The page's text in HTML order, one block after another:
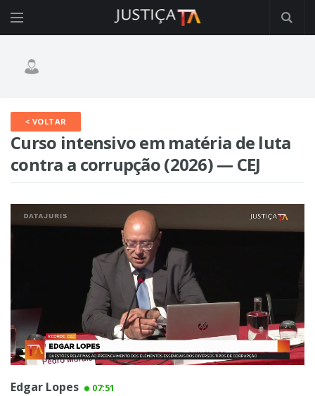
< VOLTAR
Curso intensivo em matéria de luta
contra a corrupção (2026) — CEJ
Edgar Lopes 07:51